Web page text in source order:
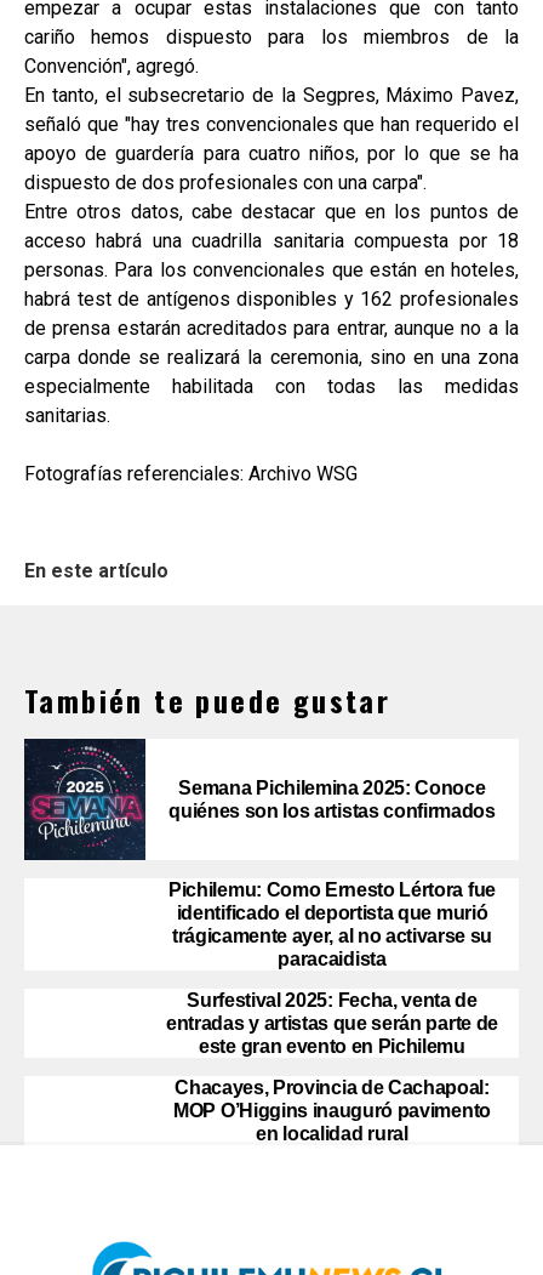
empezar a ocupar estas instalaciones que con tanto
cariño hemos dispuesto para los miembros de la
Convención", agregó.
En tanto, el subsecretario de la Segpres, Máximo Pavez,
señaló que "hay tres convencionales que han requerido el
apoyo de guardería para cuatro niños, por lo que se ha
dispuesto de dos profesionales con una carpa".
Entre otros datos, cabe destacar que en los puntos de
acceso habrá una cuadrilla sanitaria compuesta por 18
personas. Para los convencionales que están en hoteles,
habrá test de antígenos disponibles y 162 profesionales
de prensa estarán acreditados para entrar, aunque no a la
carpa donde se realizará la ceremonia, sino en una zona
especialmente habilitada con todas las medidas
sanitarias.
Fotografías referenciales: Archivo WSG
En este artículo
También te puede gustar
Semana Pichilemina 2025: Conoce
quiénes son los artistas confirmados
Pichilemu: Como Ernesto Lértora fue
identificado el deportista que murió
trágicamente ayer, al no activarse su
paracaidista
Surfestival 2025: Fecha, venta de
entradas y artistas que serán parte de
este gran evento en Pichilemu
Chacayes, Provincia de Cachapoal:
MOP O’Higgins inauguró pavimento
en localidad rural